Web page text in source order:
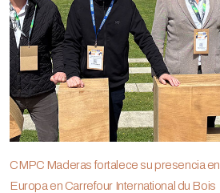
CMPC Maderas fortalece su presencia en
Europa en Carrefour International du Bois